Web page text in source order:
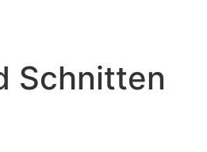
Schnitten